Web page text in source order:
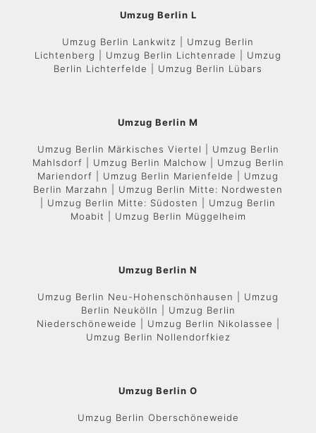
Umzug Berlin L
Umzug Berlin Lankwitz | Umzug Berlin
Lichtenberg | Umzug Berlin Lichtenrade | Umzug
Berlin Lichterfelde | Umzug Berlin Lübars
Umzug Berlin M
Umzug Berlin Märkisches Viertel | Umzug Berlin
Mahlsdorf | Umzug Berlin Malchow | Umzug Berlin
Mariendorf | Umzug Berlin Marienfelde | Umzug
Berlin Marzahn | Umzug Berlin Mitte: Nordwesten
| Umzug Berlin Mitte: Südosten | Umzug Berlin
Moabit | Umzug Berlin Müggelheim
Umzug Berlin N
Umzug Berlin Neu-Hohenschönhausen | Umzug
Berlin Neukölln | Umzug Berlin
Niederschöneweide | Umzug Berlin Nikolassee |
Umzug Berlin Nollendorfkiez
Umzug Berlin O
Umzug Berlin Oberschöneweide